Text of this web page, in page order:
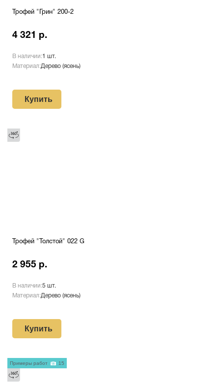
Трофей "Грин" 200-2
4 321 р.
В наличии:1 шт.
Материал:Дерево (ясень)
Купить
Трофей "Толстой" 022 G
2 955 р.
В наличии:5 шт.
Материал:Дерево (ясень)
Купить
Примеры работ 15